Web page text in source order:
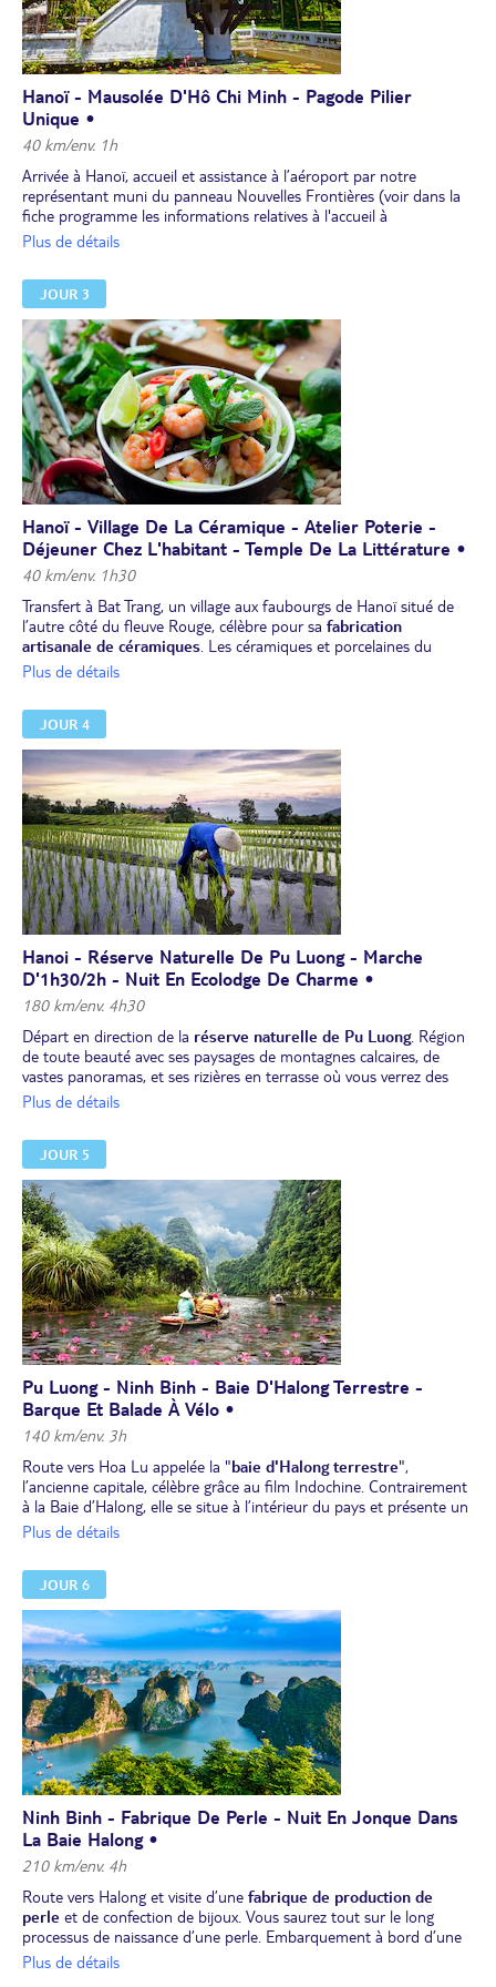
Hanoï - Mausolée D'Hô Chi Minh - Pagode Pilier
Unique •
40 km/env. 1h
Arrivée à Hanoï, accueil et assistance à l’aéroport par notre
représentant muni du panneau Nouvelles Frontières (voir dans la
fiche programme les informations relatives à l'accueil à
l'aéroport).Transfert à Hanoï (chambre disponible à partir de 14h).
Ba Dinh, l’extérieur du mausolée de Hô Chi Minh,
Pilier unique
colonial pittoresque, de l'opéra, via le parc Ly Thai To, au lac de
l’Épée restituée où se trouve le temple Ngoc Son. Puis vous
déambulerez dans lesruelles du vieux quartier
Dîner de spécialités de Hanoï pour vous imprégner de
l’atmosphère locale.
Nuit à l’hôtel.
Plus de détails
JOUR 3
Hanoï - Village De La Céramique - Atelier Poterie -
Déjeuner Chez L'habitant - Temple De La Littérature •
40 km/env. 1h30
Transfert à Bat Trang, un village aux faubourgs de Hanoï situé de
l’autre côté du fleuve Rouge, célèbre pour sa fabrication
artisanale de céramiques. Les céramiques et porcelaines du
Vietnam sont une activité traditionnelle vieille de plusieurs siècles
dans le village entre les échoppes de poterie.
Vous visiterez une fabrique où vous participerez à un
poterie; les artisans de la fabrique vous aideront à pétrir et à
modeler l'argile sur un plateau tournant, puis vous pourrez le
colorier et le mettre au four. Vous retournerez à l'atelier pour
récupérer votre œuvre après le déjeuner.
Déjeuner chez l'habitant au village Bat Trang.
Dans l’après-midi, visite dutemple de la Littérature
Confucius et aux lettrés : il fut la première université du Vietnam.
Dîner local. Nuit à l’hôtel.
Plus de détails
JOUR 4
Hanoi - Réserve Naturelle De Pu Luong - Marche
D'1h30/2h - Nuit En Ecolodge De Charme •
180 km/env. 4h30
Départ en direction de la réserve naturelle de Pu Luong. Région
de toute beauté avec ses paysages de montagnes calcaires, de
vastes panoramas, et ses rizières en terrasse où vous verrez des
scènes de la vie paysanne bucoliques. Déjeuner dans l'
Profitez d’une vue imprenable sur les
explications de votre guide sur tout le process complexe de la
culture du riz, cette denrée qui nourrit plus de la moitié de la terre.
Fin d'après-midi libre pour profiter de l'écolodge et de sa piscine
au coeur des rizières avec un panorama à couper le souffle.
Dîner et nuit dans l'ecolodge.
* prévoyez des chaussures de marche adaptées et confortables.
Plus de détails
JOUR 5
Pu Luong - Ninh Binh - Baie D'Halong Terrestre -
Barque Et Balade À Vélo •
140 km/env. 3h
Route vers Hoa Lu appelée la "baie d'Halong terrestre",
l’ancienne capitale, célèbre grâce au film Indochine. Contrairement
à la Baie d’Halong, elle se situe à l’intérieur du pays et présente un
paysage similaire formé de rizières splendides où serpentent des
tropicale. Visite des
Déjeuner local.
Tour en barque(2) au milieu de rizières, de grottes naturelles et
de pitons calcaires.Promenade à vélo(1) jusqu’à la
Dong.
Dîner de spécialités locales à base de viande de chèvre. Nuit à
l’hôtel.
(1) Si les clients ne veulent pas faire la balade à vélo, ils attendront
le reste du groupe, ou ils peuvent faire la promenade derrière un
scooter (à demander au guide et à payer sur place, environ 5 à
7USD).
(2) pour votre rameuse dans la baie d'Halong terrestre, prévoir de
lui acheter lors de la balade un petit souvenir de 2-3 usd à titre de
gratification.
Plus de détails
JOUR 6
Ninh Binh - Fabrique De Perle - Nuit En Jonque Dans
La Baie Halong •
210 km/env. 4h
Route vers Halong et visite d’une fabrique de production de
perle et de confection de bijoux. Vous saurez tout sur le long
processus de naissance d’une perle. Embarquement à bord d’une
jonque dans la baie d'Halong
Plus de détails